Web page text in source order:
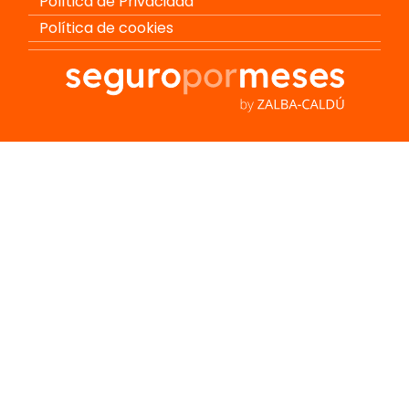
Política de cookies